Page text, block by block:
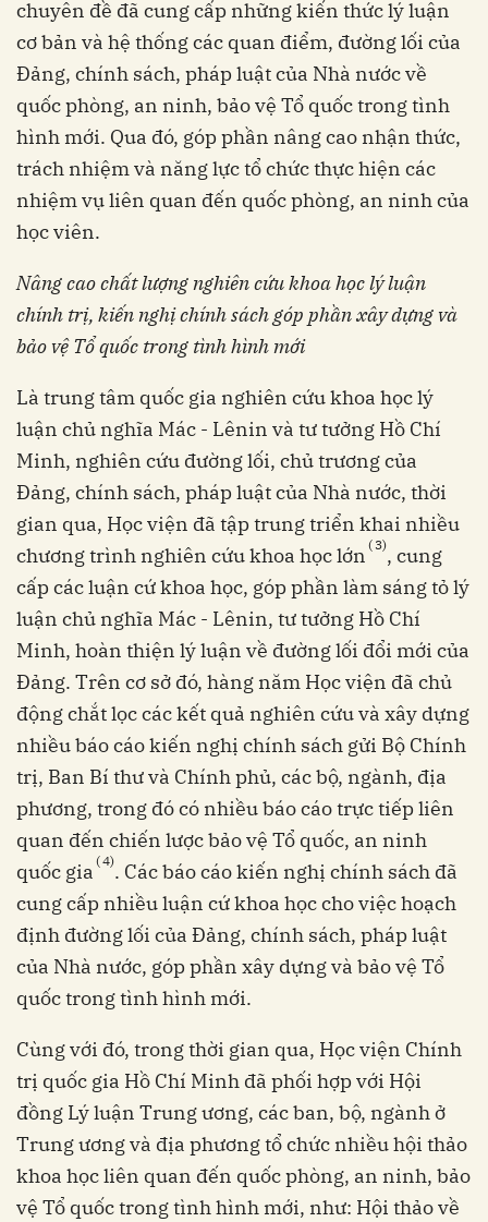
chuyên đề đã cung cấp những kiến thức lý luận
cơ bản và hệ thống các quan điểm, đường lối của
Đảng, chính sách, pháp luật của Nhà nước về
quốc phòng, an ninh, bảo vệ Tổ quốc trong tình
hình mới. Qua đó, góp phần nâng cao nhận thức,
trách nhiệm và năng lực tổ chức thực hiện các
nhiệm vụ liên quan đến quốc phòng, an ninh của
học viên.
Nâng cao chất lượng nghiên cứu khoa học lý luận
chính trị, kiến nghị chính sách góp phần xây dựng và
bảo vệ Tổ quốc trong tình hình mới
Là trung tâm quốc gia nghiên cứu khoa học lý
luận chủ nghĩa Mác - Lênin và tư tưởng Hồ Chí
Minh, nghiên cứu đường lối, chủ trương của
Đảng, chính sách, pháp luật của Nhà nước, thời
gian qua, Học viện đã tập trung triển khai nhiều
chương trình nghiên cứu khoa học lớn (3), cung
cấp các luận cứ khoa học, góp phần làm sáng tỏ lý
luận chủ nghĩa Mác - Lênin, tư tưởng Hồ Chí
Minh, hoàn thiện lý luận về đường lối đổi mới của
Đảng. Trên cơ sở đó, hàng năm Học viện đã chủ
động chắt lọc các kết quả nghiên cứu và xây dựng
nhiều báo cáo kiến nghị chính sách gửi Bộ Chính
trị, Ban Bí thư và Chính phủ, các bộ, ngành, địa
phương, trong đó có nhiều báo cáo trực tiếp liên
quan đến chiến lược bảo vệ Tổ quốc, an ninh
quốc gia (4). Các báo cáo kiến nghị chính sách đã
cung cấp nhiều luận cứ khoa học cho việc hoạch
định đường lối của Đảng, chính sách, pháp luật
của Nhà nước, góp phần xây dựng và bảo vệ Tổ
quốc trong tình hình mới.
Cùng với đó, trong thời gian qua, Học viện Chính
trị quốc gia Hồ Chí Minh đã phối hợp với Hội
đồng Lý luận Trung ương, các ban, bộ, ngành ở
Trung ương và địa phương tổ chức nhiều hội thảo
khoa học liên quan đến quốc phòng, an ninh, bảo
vệ Tổ quốc trong tình hình mới, như: Hội thảo về